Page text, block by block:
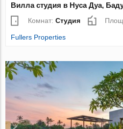
Вилла студия в Нуса Дуа,
Комнат:Студия
Fullers Properties